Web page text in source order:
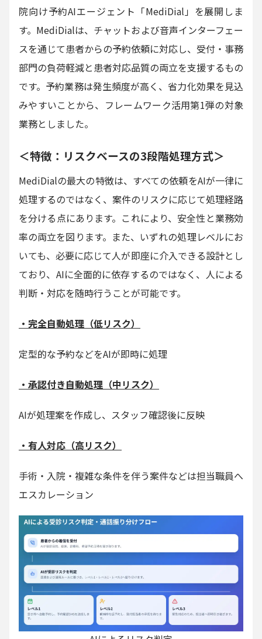
院向け予約AIエージェント「MediDial」を展開しま
す。MediDialは、チャットおよび音声インターフェー
スを通じて患者からの予約依頼に対応し、受付・事務
部門の負荷軽減と患者対応品質の両立を支援するもの
です。予約業務は発生頻度が高く、省力化効果を見込
みやすいことから、フレームワーク活用第1弾の対象
業務としました。
＜特徴：リスクベースの3段階処理方式＞
MediDialの最大の特徴は、すべての依頼をAIが一律に
処理するのではなく、案件のリスクに応じて処理経路
を分ける点にあります。これにより、安全性と業務効
率の両立を図ります。また、いずれの処理レベルにお
いても、必要に応じて人が即座に介入できる設計とし
ており、AIに全面的に依存するのではなく、人による
判断・対応を随時行うことが可能です。
・完全自動処理（低リスク）
定型的な予約などをAIが即時に処理
・承認付き自動処理（中リスク）
AIが処理案を作成し、スタッフ確認後に反映
・有人対応（高リスク）
手術・入院・複雑な条件を伴う案件などは担当職員へ
エスカレーション